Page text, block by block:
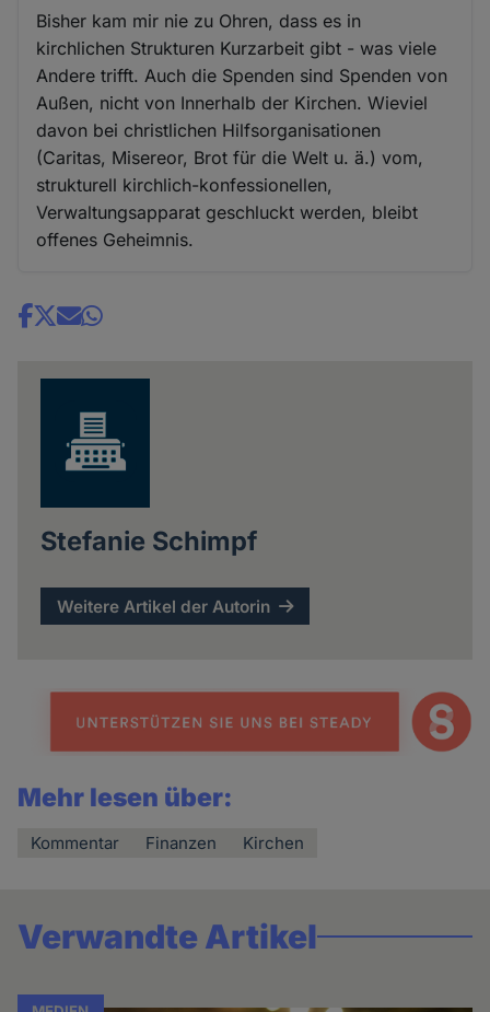
Bisher kam mir nie zu Ohren, dass es in
kirchlichen Strukturen Kurzarbeit gibt - was viele
Andere trifft. Auch die Spenden sind Spenden von
Außen, nicht von Innerhalb der Kirchen. Wieviel
davon bei christlichen Hilfsorganisationen
(Caritas, Misereor, Brot für die Welt u. ä.) vom,
strukturell kirchlich-konfessionellen,
Verwaltungsapparat geschluckt werden, bleibt
offenes Geheimnis.
Share
Stefanie Schimpf
Weitere Artikel der Autorin
Mehr lesen über:
Kommentar Finanzen Kirchen
Verwandte Artikel